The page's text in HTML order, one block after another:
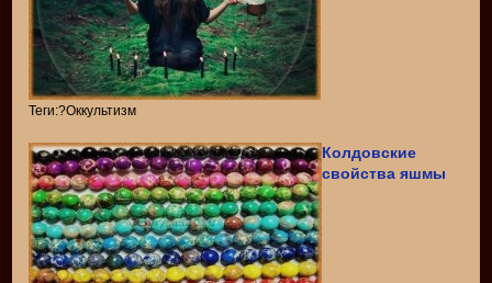
Теги:?Оккультизм
Колдовские
свойства яшмы